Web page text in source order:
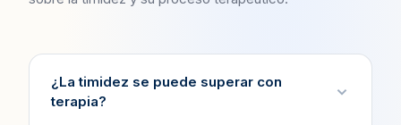
¿La timidez se puede superar con
terapia?